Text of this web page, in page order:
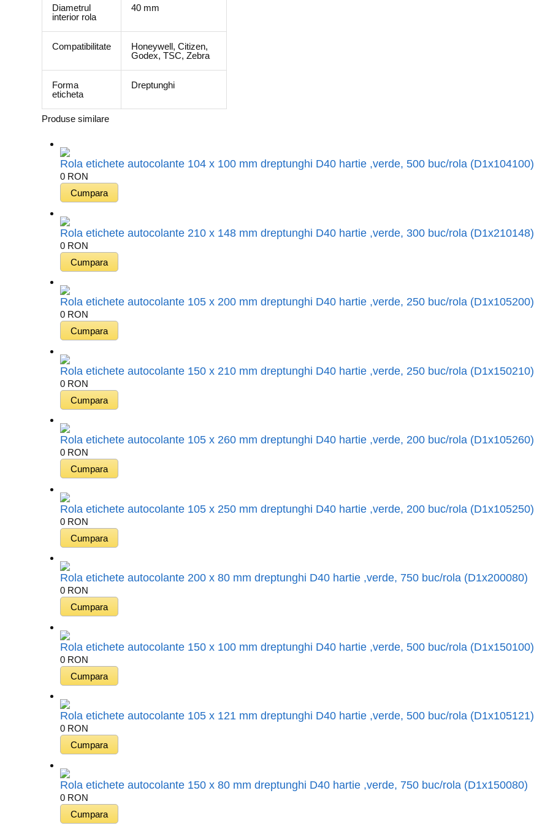
Diametrul
interior rola
40 mm
Compatibilitate
Honeywell, Citizen,
Godex, TSC, Zebra
Forma
eticheta
Dreptunghi
Produse similare
Rola etichete autocolante 104 x 100 mm dreptunghi D40 hartie ,verde, 500 buc/rola (D1x104100)
0 RON
Rola etichete autocolante 210 x 148 mm dreptunghi D40 hartie ,verde, 300 buc/rola (D1x210148)
0 RON
Rola etichete autocolante 105 x 200 mm dreptunghi D40 hartie ,verde, 250 buc/rola (D1x105200)
0 RON
Rola etichete autocolante 150 x 210 mm dreptunghi D40 hartie ,verde, 250 buc/rola (D1x150210)
0 RON
Rola etichete autocolante 105 x 260 mm dreptunghi D40 hartie ,verde, 200 buc/rola (D1x105260)
0 RON
Rola etichete autocolante 105 x 250 mm dreptunghi D40 hartie ,verde, 200 buc/rola (D1x105250)
0 RON
Rola etichete autocolante 200 x 80 mm dreptunghi D40 hartie ,verde, 750 buc/rola (D1x200080)
0 RON
Rola etichete autocolante 150 x 100 mm dreptunghi D40 hartie ,verde, 500 buc/rola (D1x150100)
0 RON
Rola etichete autocolante 105 x 121 mm dreptunghi D40 hartie ,verde, 500 buc/rola (D1x105121)
0 RON
Rola etichete autocolante 150 x 80 mm dreptunghi D40 hartie ,verde, 750 buc/rola (D1x150080)
0 RON